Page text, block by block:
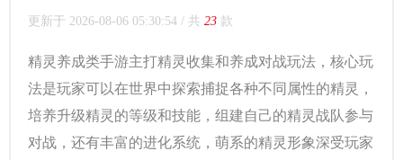
更新于 2026-08-06 05:30:54 / 共 23 款
精灵养成类手游主打精灵收集和养成对战玩法，核心玩
法是玩家可以在世界中探索捕捉各种不同属性的精灵，
培养升级精灵的等级和技能，组建自己的精灵战队参与
对战，还有丰富的进化系统，萌系的精灵形象深受玩家